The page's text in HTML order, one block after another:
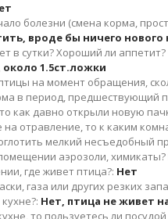
болезни (смена корма,
вроде бы ничего нового
в сутки? Хороший ли
около 1.5ст.ложки
на момент обращения,
в период, предшествующий
как давно открыли новую
на отравление, то к каким
мелкий несъедобный
аэрозоли,
где живет птица?: Нет
газа или других резких
Нет, птица не живет
то пользуетесь ли